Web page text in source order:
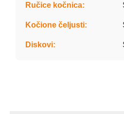
Ručice kočnica:
Kočione čeljusti:
Diskovi: